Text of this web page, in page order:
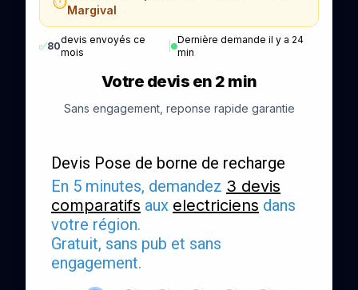
Margival
✅80
devis envoyés ce
mois
Dernière demande il y a 24
min
Votre devis en 2 min
Sans engagement, reponse rapide garantie
Devis Pose de borne de recharge
En 5 minutes, demandez 3 devis
comparatifs aux electriciens dans
votre région.
Gratuit, sans pub et sans
engagement.